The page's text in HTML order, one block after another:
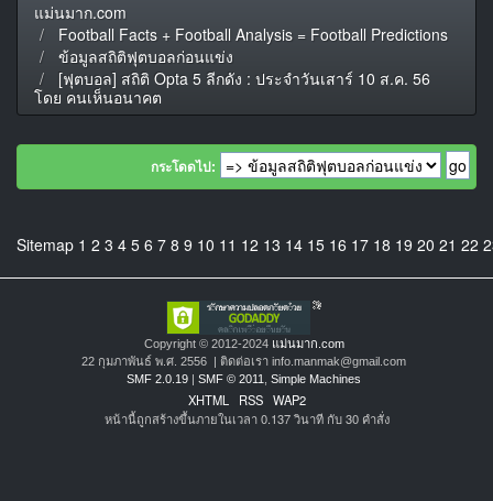
แม่นมาก.com
Football Facts + Football Analysis = Football Predictions
ข้อมูลสถิติฟุตบอลก่อนแข่ง
[ฟุตบอล] สถิติ Opta 5 ลีกดัง : ประจำวันเสาร์ 10 ส.ค. 56
โดย คนเห็นอนาคต
กระโดดไป:
Sitemap 1 2 3 4 5 6 7 8 9 10 11 12 13 14 15 16 17 18 19 20 21 22
Copyright © 2012-2024 แม่นมาก.com
22 กุมภาพันธ์ พ.ศ. 2556 | ติดต่อเรา info.manmak@gmail.com
SMF 2.0.19
SMF © 2011 Simple Machines
XHTML RSS WAP2
หน้านี้ถูกสร้างขึ้นภายในเวลา 0.137 วินาที กับ 30 คำสั่ง